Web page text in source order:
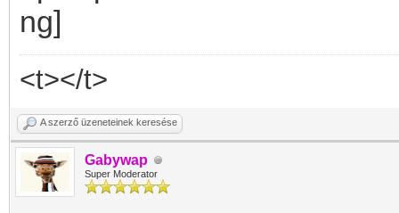
<t></t>
A szerző üzeneteinek keresése
Gabywap
Super Moderator